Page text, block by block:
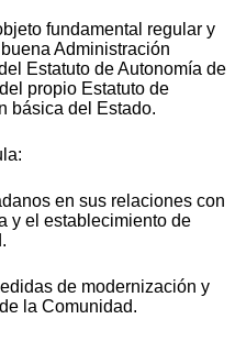
fundamental regular y
Administración
Estatuto de Autonomía de
propio Estatuto de
básica del Estado.
en sus relaciones con
y el establecimiento de
de modernización y
la Comunidad.